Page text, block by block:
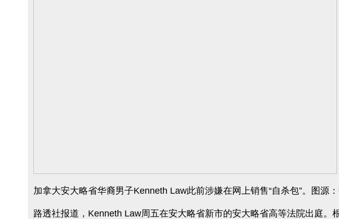
加拿大安大略省华裔男子Kenneth Law此前涉嫌在网上销售“自杀包”。图源
路透社报道，Kenneth Law周五在安大略省新市的安大略省高等法院出庭